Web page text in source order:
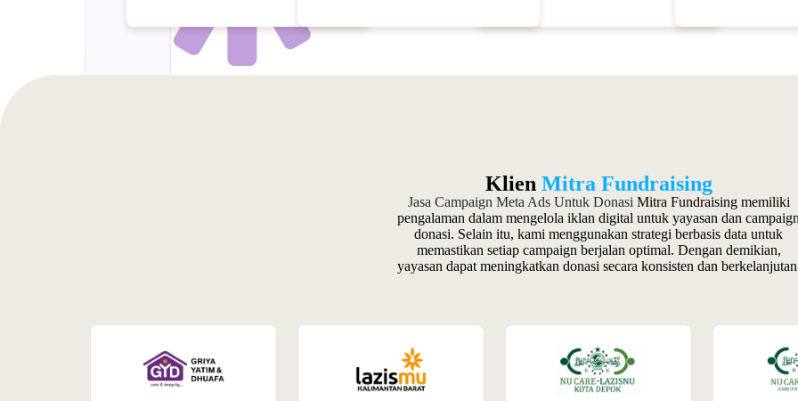
Klien Mitra Fundraising
Jasa Campaign Meta Ads Untuk Donasi Mitra Fundraising memiliki
pengalaman dalam mengelola iklan digital untuk yayasan dan
donasi. Selain itu, kami menggunakan strategi berbasis data untuk
memastikan setiap campaign berjalan optimal. Dengan demikian,
yayasan dapat meningkatkan donasi secara konsisten dan